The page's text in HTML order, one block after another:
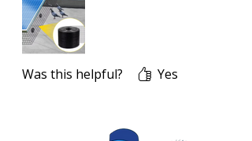
Was this helpful? Yes